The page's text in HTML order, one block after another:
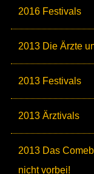
2016 Festivals
2013 Die Ärzte
2013 Festivals
2013 Ärztivals
2013 Das
nicht vorbei!